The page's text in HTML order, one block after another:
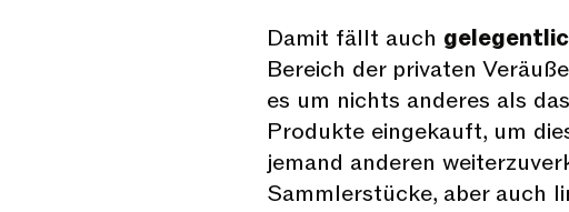
Damit fällt auch
Bereich der privaten
es um nichts anderes als
Produkte eingekauft, um
jemand anderen
Sammlerstücke, aber auch